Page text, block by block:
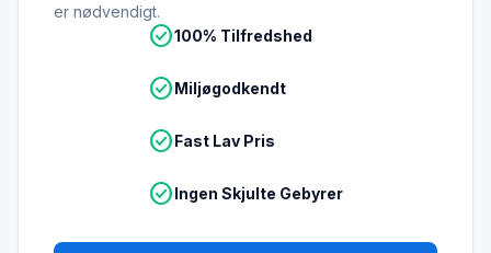
er nødvendigt.
check_circle100% Tilfredshed
check_circleMiljøgodkendt
check_circleFast Lav Pris
check_circleIngen Skjulte Gebyrer